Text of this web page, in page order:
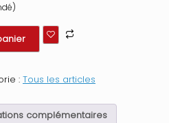
: Tous les articles
complémentaires